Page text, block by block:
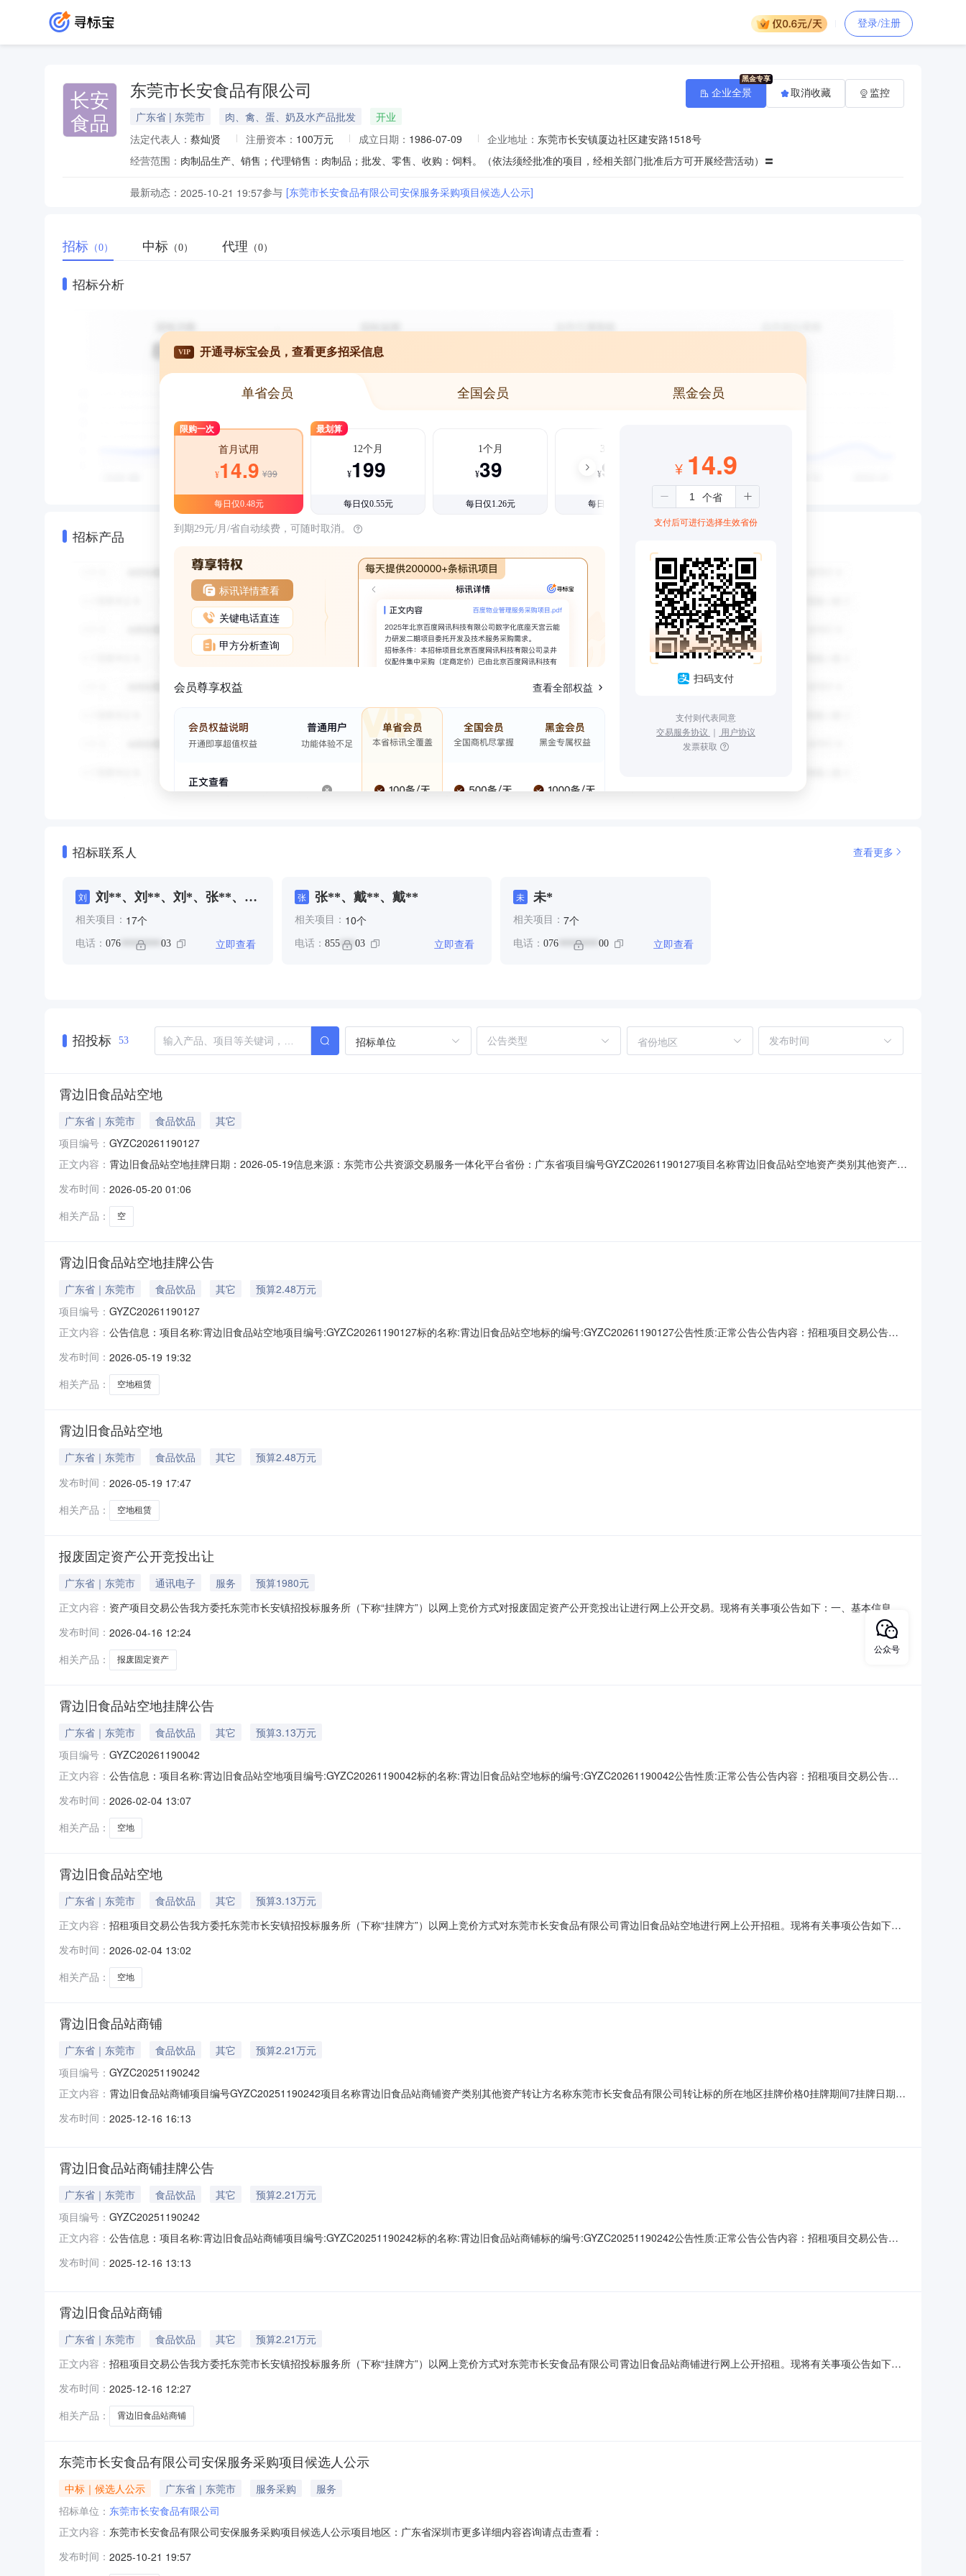
登录/注册
长安
食品
东莞市长安食品有限公司
广东省 | 东莞市 肉、禽、蛋、奶及水产品批发
开业
法定代表人： 蔡灿贤 注册资本： 100万元 成立日期： 1986-07-09 企业地址： 东莞市长安镇厦边社区建安路1518号
经营范围： 肉制品生产、销售；代理销售：肉制品；批发、零售、收购：饲料。（依法须经批准的项目，经相关部门批准后方可开展经营活动）〓
最新动态： 2025-10-21 19:57参与 [东莞市长安食品有限公司安保服务采购项目候选人公示]
企业全景 取消收藏 监控
招标 （0） 中标 （0） 代理 （0）
招标分析
招标产品
VIP 开通寻标宝会员，查看更多招采信息
单省会员 全国会员 黑金会员
限购一次
首月试用
¥14.9 ¥39
每日仅0.48元
最划算
12个月
¥199
每日仅0.55元
1个月
¥39
每日仅1.26元
3个月
¥99
每日仅1.08元
到期29元/月/省自动续费，可随时取消。
标讯详情查看
关键电话直连
甲方分析查询
会员尊享权益 查看全部权益
¥ 14.9
支付后可进行选择生效省份
扫码支付
支付则代表同意
交易服务协议 ｜ 用户协议
发票获取
招标联系人 查看更多
刘
刘**、刘**、刘*、张**、李
相关项目： 17个
电话： 076 ******** 03 立即查看
张 张**、戴**、戴**
相关项目： 10个
电话： 855*** 03 立即查看
未 未*
相关项目： 7个
电话： 076 ******** 00 立即查看
招投标 53 招标单位 省份地区
霄边旧食品站空地
广东省｜东莞市 食品饮品
其它
项目编号： GYZC20261190127
正文内容： 霄边旧食品站空地挂牌日期：2026-05-19信息来源：东莞市公共资源交易服务一体化平台省份：广东省项目编号GYZC20261190127项目名称霄边旧食品站空地资产类别其他资产转
班子成员研究决定，月租金价格为人民币24886.00元/月（含税）起竞投。合同租期为3年。
发布时间： 2026-05-20 01:06
相关产品：
空
霄边旧食品站空地挂牌公告
广东省｜东莞市 食品饮品 其它
预算2.48万元
项目编号： GYZC20261190127
正文内容： 公告信息：项目名称:霄边旧食品站空地项目编号:GYZC20261190127标的名称:霄边旧食品站空地标的编号:GYZC20261190127公告性质:正常公告公告内容：招租项目交易公告我
置标的物名称及内容标的物面积（m2）出租期限（月）起始价（元/月）增价幅度（元）竞买保证金（元）东莞市长安镇霄边社区长东路10号之一东莞市长安食品有限公司霄边旧食
品站空地2
发布时间： 2026-05-19 19:32
相关产品：
空地租赁
霄边旧食品站空地
广东省｜东莞市 食品饮品 其它
预算2.48万元
发布时间： 2026-05-19 17:47
相关产品：
空地租赁
报废固定资产公开竞投出让
广东省｜东莞市 通讯电子 服务
预算1980元
正文内容： 资产项目交易公告我方委托东莞市长安镇招投标服务所（下称“挂牌方”）以网上竞价方式对报废固定资产公开竞投出让进行网上公开交易。现将有关事项公告如下：一、基本信息名
称及内容数量起始价（元）增价幅度(元)竞买保证金（元）报废固定资产公开竞投出让一批19801001500二、情况说明项目位于长安镇厦边社区建安路1518号报废固定资产一批。标
的物以现场查勘实物现状为准。三、竞买资格和要求只接受中华人民共和国境内企业法人、自然人或其他组织单独竞买。但申请人具有以下情况的不得参与竞买：失信被执行人及失
信被执行人的法定代表人、主要
发布时间： 2026-04-16 12:24
相关产品：
报废固定资产
霄边旧食品站空地挂牌公告
广东省｜东莞市 食品饮品 其它
预算3.13万元
项目编号： GYZC20261190042
正文内容： 公告信息：项目名称:霄边旧食品站空地项目编号:GYZC20261190042标的名称:霄边旧食品站空地标的编号:GYZC20261190042公告性质:正常公告公告内容：招租项目交易公告我
置标的物名称及内容标的物面积（m2）出租期限（月）起始价（元/月）增价幅度（元）竞买保证金（元）东莞市长安镇霄边社区长东路10号之一东莞市长安食品有限公司霄边旧食
品站空地2
发布时间： 2026-02-04 13:07
相关产品：
空地
霄边旧食品站空地
广东省｜东莞市 食品饮品 其它
预算3.13万元
正文内容： 招租项目交易公告我方委托东莞市长安镇招投标服务所（下称“挂牌方”）以网上竞价方式对东莞市长安食品有限公司霄边旧食品站空地进行网上公开招租。现将有关事项公告如下：
品有限公司霄边旧食品站空地21643631378（含税）20094134二、情况说明该物业位于东莞市长安镇霄边社区长东路10号之一（霄边旧食品站空地），占地面积约2164平方米，权
属清晰，现状租赁中
发布时间： 2026-02-04 13:02
相关产品：
空地
霄边旧食品站商铺
广东省｜东莞市 食品饮品 其它
预算2.21万元
项目编号： GYZC20251190242
正文内容： 霄边旧食品站商铺项目编号GYZC20251190242项目名称霄边旧食品站商铺资产类别其他资产转让方名称东莞市长安食品有限公司转让标的所在地区挂牌价格0挂牌期间7挂牌日期
22140元/月（含税）；每次加价300元。来源平台：东莞市公共资源交易服务一体化平台
发布时间： 2025-12-16 16:13
霄边旧食品站商铺挂牌公告
广东省｜东莞市 食品饮品 其它
预算2.21万元
项目编号： GYZC20251190242
正文内容： 公告信息：项目名称:霄边旧食品站商铺项目编号:GYZC20251190242标的名称:霄边旧食品站商铺标的编号:GYZC20251190242公告性质:正常公告公告内容：招租项目交易公告我
置标的物名称及内容标的物面积（m2）出租期限（月）起始价（元/月）增价幅度（元）竞买保证金（元）东莞市长安镇霄边社区长东路10号东莞市长安食品有限公司霄边旧食品站
发布时间： 2025-12-16 13:13
霄边旧食品站商铺
广东省｜东莞市 食品饮品 其它
预算2.21万元
正文内容： 招租项目交易公告我方委托东莞市长安镇招投标服务所（下称“挂牌方”）以网上竞价方式对东莞市长安食品有限公司霄边旧食品站商铺进行网上公开招租。现将有关事项公告如下：
限公司霄边旧食品站商铺2706022140（含税）30066420二、情况说明该物业位于东莞市长安镇霄边社区长东路10号（霄边旧食品站商铺），占地面积约270平方米，权属清晰，现
状租赁中。本标的以实
发布时间： 2025-12-16 12:27
相关产品：
霄边旧食品站商铺
东莞市长安食品有限公司安保服务采购项目候选人公示
中标｜候选人公示 广东省｜东莞市 服务采购
服务
招标单位： 东莞市长安食品有限公司
正文内容： 东莞市长安食品有限公司安保服务采购项目候选人公示项目地区：广东省深圳市更多详细内容咨询请点击查看：
发布时间： 2025-10-21 19:57
公众号